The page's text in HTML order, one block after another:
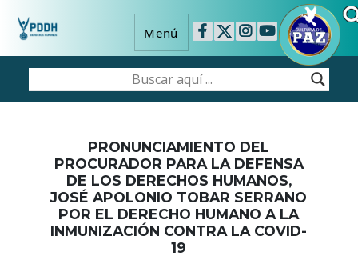
Menú
PRONUNCIAMIENTO DEL
PROCURADOR PARA LA DEFENSA
DE LOS DERECHOS HUMANOS,
JOSÉ APOLONIO TOBAR SERRANO
POR EL DERECHO HUMANO A LA
INMUNIZACIÓN CONTRA LA COVID-
19